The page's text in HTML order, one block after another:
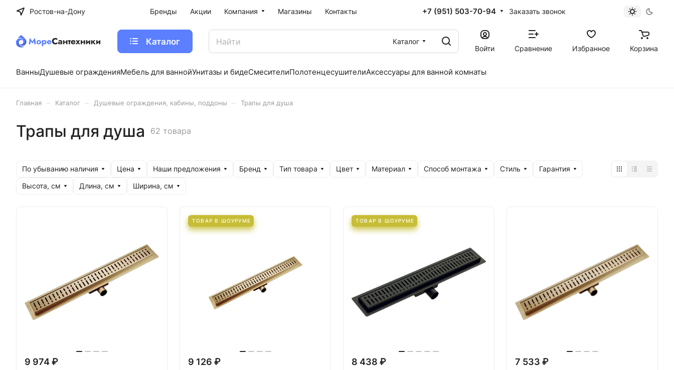
Ростов-на-Дону Бренды Акции Компания Магазины Контакты +7 (951) 503-70-94 Заказать звонок
Каталог
Каталог
Войти
Сравнение Избранное Корзина
ВанныДушевые огражденияМебель для ваннойУнитазы и бидеСмесителиПолотенцесушителиАксессуары для ванной комнаты
Главная Каталог Душевые ограждения, кабины, поддоны Трапы для душа
Трапы для душа 62 товара
По убыванию наличия Цена Наши предложения Бренд Тип товара Цвет Материал Способ монтажа Стиль
Гарантия
Высота, см
Длина, см Ширина, см
9 974 ₽
ТОВАР В ШОУРУМЕ
9 126 ₽
ТОВАР В ШОУРУМЕ
8 438 ₽ 7 533 ₽